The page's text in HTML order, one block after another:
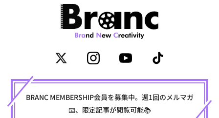
BRANC MEMBERSHIP会員を募集中。週1回のメルマガ
📧、限定記事が閲覧可能📚